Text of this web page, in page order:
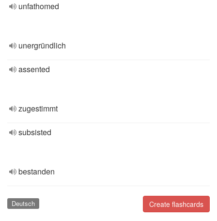
unfathomed
unergründlich
assented
zugestimmt
subsisted
bestanden
Create flashcards
Deutsch